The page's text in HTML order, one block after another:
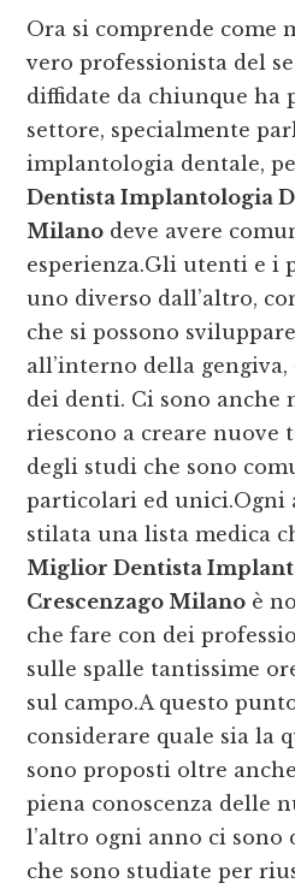
Ora si comprende come
vero professionista del
diffidate da chiunque ha
settore, specialmente
implantologia dentale,
Dentista Implantologia
Milano deve avere
esperienza.Gli utenti e i
uno diverso dall’altro,
che si possono
all’interno della gengiva,
dei denti. Ci sono anche
riescono a creare nuove
degli studi che sono
particolari ed unici.Ogni
stilata una lista medica
Miglior Dentista
Crescenzago Milano è
che fare con dei
sulle spalle tantissime
sul campo.A questo
considerare quale sia la
sono proposti oltre
piena conoscenza delle
l’altro ogni anno ci sono
che sono studiate per